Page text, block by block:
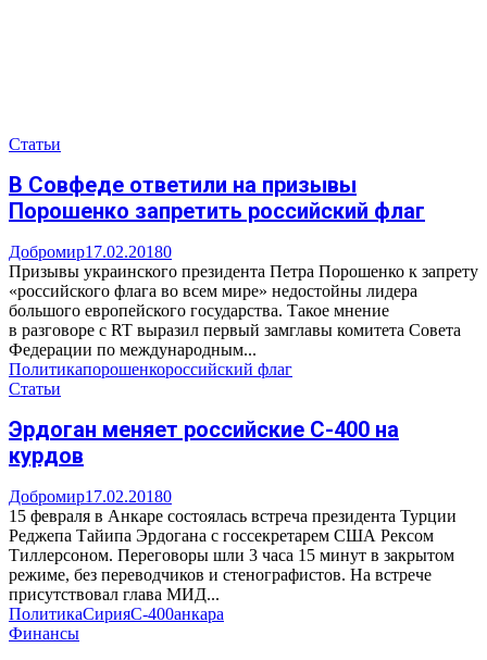
Статьи
В Совфеде ответили на призывы
Порошенко запретить российский флаг
Добромир17.02.20180
Призывы украинского президента Петра Порошенко к запрету
«российского флага во всем мире» недостойны лидера
большого европейского государства. Такое мнение
в разговоре с RT выразил первый замглавы комитета Совета
Федерации по международным...
Политикапорошенкороссийский флаг
Статьи
Эрдоган меняет российские С-400 на
курдов
Добромир17.02.20180
15 февраля в Анкаре состоялась встреча президента Турции
Реджепа Тайипа Эрдогана с госсекретарем США Рексом
Тиллерсоном. Переговоры шли 3 часа 15 минут в закрытом
режиме, без переводчиков и стенографистов. На встрече
присутствовал глава МИД...
ПолитикаСирияС-400анкара
Финансы